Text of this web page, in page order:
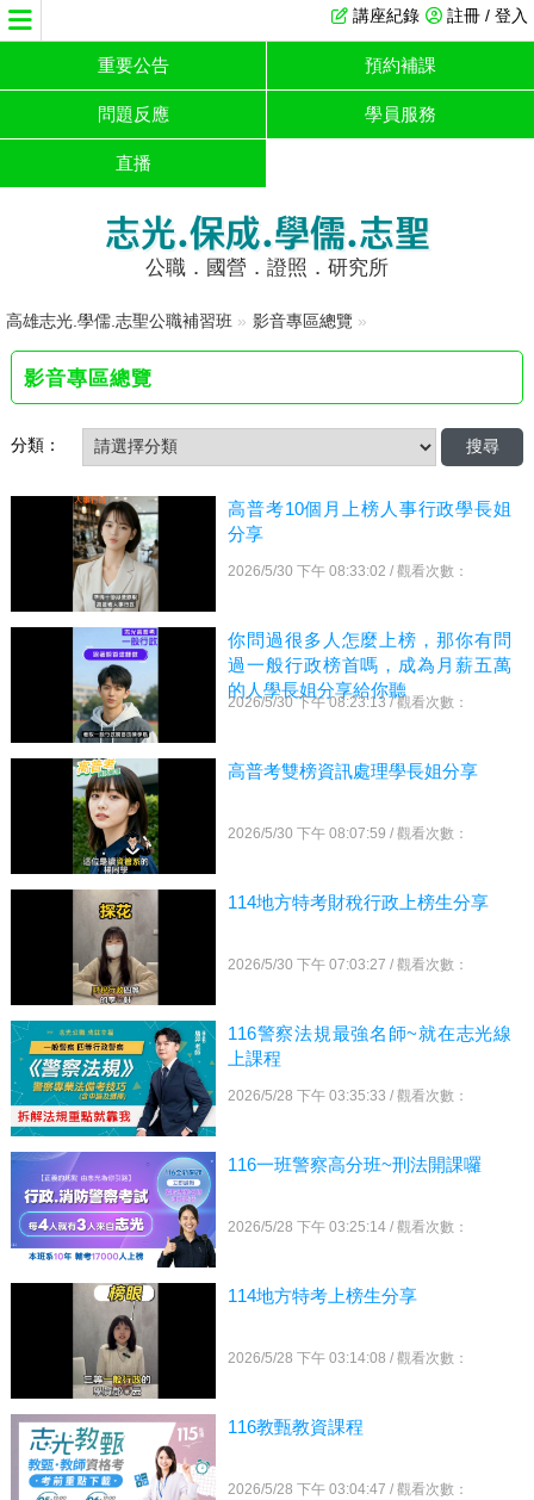
註冊 / 登入
講座紀錄
重要公告 預約補課
問題反應 學員服務
直播
志光.保成.學儒.志聖
公職．國營．證照．研究所
高雄志光.學儒.志聖公職補習班 » 影音專區總覽 »
影音專區總覽
分類：
高普考10個月上榜人事行政學長姐
分享
2026/5/30 下午 08:33:02 / 觀看次數：
你問過很多人怎麼上榜，那你有問
過一般行政榜首嗎，成為月薪五萬
的人學長姐分享給你聽
2026/5/30 下午 08:23:13 / 觀看次數：
高普考雙榜資訊處理學長姐分享
2026/5/30 下午 08:07:59 / 觀看次數：
114地方特考財稅行政上榜生分享
2026/5/30 下午 07:03:27 / 觀看次數：
116警察法規最強名師~就在志光線
上課程
2026/5/28 下午 03:35:33 / 觀看次數：
116一班警察高分班~刑法開課囉
2026/5/28 下午 03:25:14 / 觀看次數：
114地方特考上榜生分享
2026/5/28 下午 03:14:08 / 觀看次數：
116教甄教資課程
2026/5/28 下午 03:04:47 / 觀看次數：